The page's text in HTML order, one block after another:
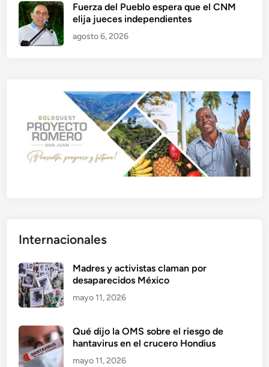
Fuerza del Pueblo espera que el CNM
elija jueces independientes
agosto 6, 2026
Internacionales
Madres y activistas claman por
desaparecidos México
mayo 11, 2026
Qué dijo la OMS sobre el riesgo de
hantavirus en el crucero Hondius
mayo 11, 2026